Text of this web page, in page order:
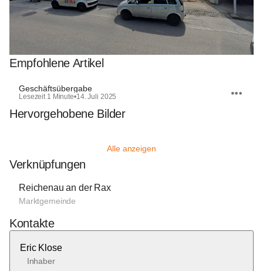
Empfohlene Artikel
Geschäftsübergabe
Lesezeit 1 Minute•14. Juli 2025
Hervorgehobene Bilder
Alle anzeigen
Verknüpfungen
Reichenau an der Rax
Marktgemeinde
Kontakte
Eric Klose
Inhaber